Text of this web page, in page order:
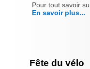
Pour tout savoir
En savoir plus...
Fête du vélo